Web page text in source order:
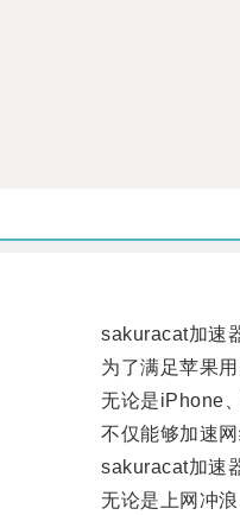
sakuracat加速器
为了满足苹果用
无论是iPhone、
不仅能够加速网
sakuracat加速器
无论是上网冲浪